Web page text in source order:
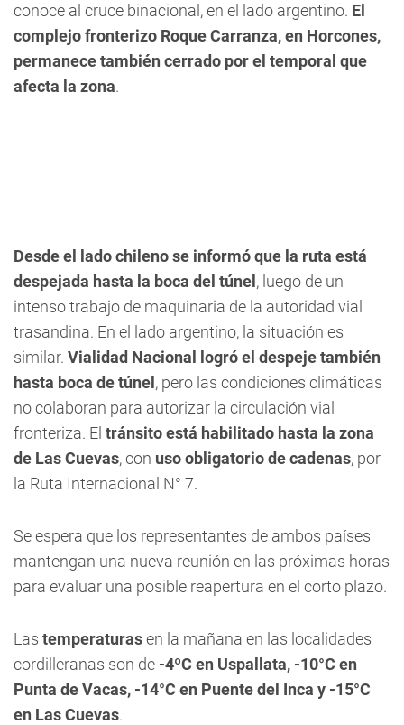
conoce al cruce binacional, en el lado argentino. El
complejo fronterizo Roque Carranza, en Horcones,
permanece también cerrado por el temporal que
afecta la zona.
Desde el lado chileno se informó que la ruta está
despejada hasta la boca del túnel, luego de un
intenso trabajo de maquinaria de la autoridad vial
trasandina. En el lado argentino, la situación es
similar. Vialidad Nacional logró el despeje también
hasta boca de túnel, pero las condiciones climáticas
no colaboran para autorizar la circulación vial
fronteriza. El tránsito está habilitado hasta la zona
de Las Cuevas, con uso obligatorio de cadenas, por
la Ruta Internacional N° 7.
Se espera que los representantes de ambos países
mantengan una nueva reunión en las próximas horas
para evaluar una posible reapertura en el corto plazo.
Las temperaturasen la mañana en las localidades
cordilleranas son de -4ºC en Uspallata, -10°C en
Punta de Vacas, -14°C en Puente del Inca y -15°C
en Las Cuevas.